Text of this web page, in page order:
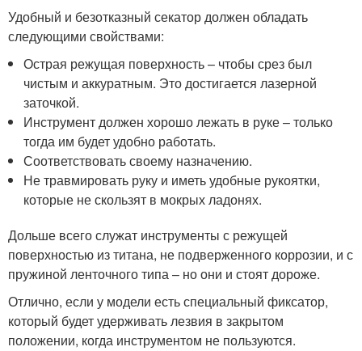
Удобный и безотказный секатор должен обладать
следующими свойствами:
Острая режущая поверхность – чтобы срез был
чистым и аккуратным. Это достигается лазерной
заточкой.
Инструмент должен хорошо лежать в руке – только
тогда им будет удобно работать.
Соответствовать своему назначению.
Не травмировать руку и иметь удобные рукоятки,
которые не скользят в мокрых ладонях.
Дольше всего служат инструменты с режущей
поверхностью из титана, не подверженного коррозии, и с
пружиной ленточного типа – но они и стоят дороже.
Отлично, если у модели есть специальный фиксатор,
который будет удерживать лезвия в закрытом
положении, когда инструментом не пользуются.